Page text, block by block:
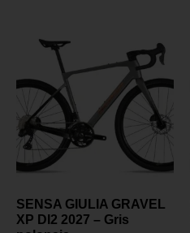
SENSA GIULIA GRAVEL
XP DI2 2027 – Gris